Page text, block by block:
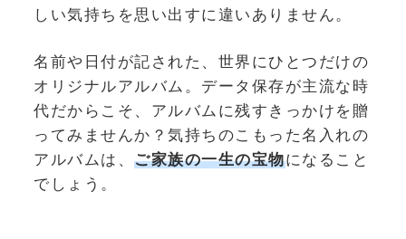
しい気持ちを思い出すに違いありません。
名前や日付が記された、世界にひとつだけの
オリジナルアルバム。データ保存が主流な時
代だからこそ、アルバムに残すきっかけを贈
ってみませんか？気持ちのこもった名入れの
アルバムは、 ご家族の一生の宝物になること
でしょう。